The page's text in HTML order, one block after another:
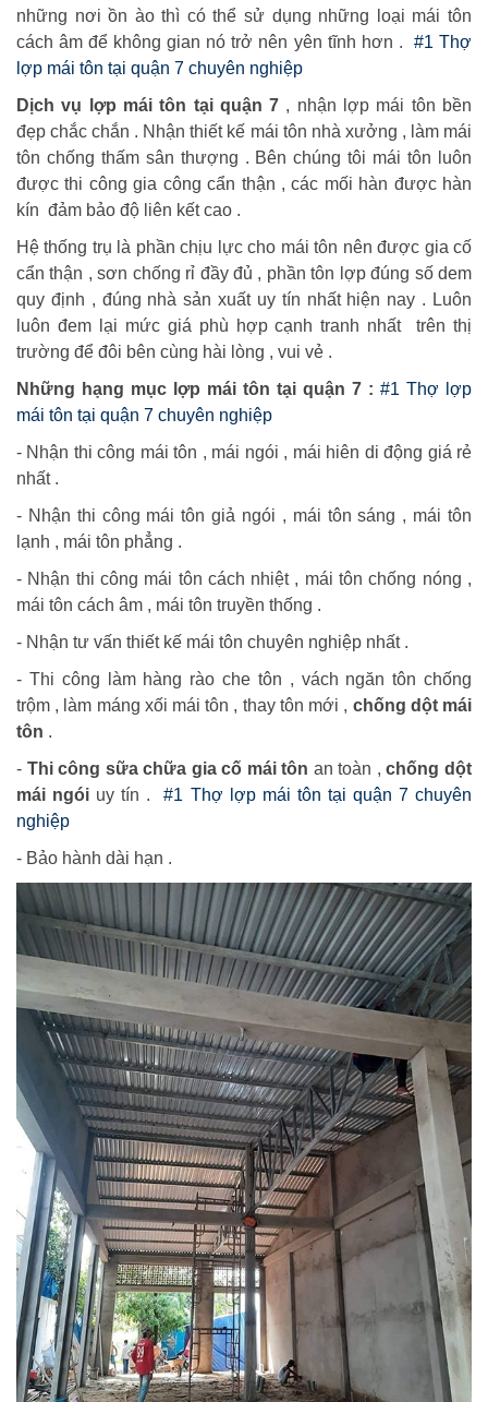
những nơi ồn ào thì có thể sử dụng những loại mái tôn
cách âm để không gian nó trở nên yên tĩnh hơn . #1 Thợ
lợp mái tôn tại quận 7 chuyên nghiệp
Dịch vụ lợp mái tôn tại quận 7 , nhận lợp mái tôn bền
đẹp chắc chắn . Nhận thiết kế mái tôn nhà xưởng , làm mái
tôn chống thấm sân thượng . Bên chúng tôi mái tôn luôn
được thi công gia công cẩn thận , các mối hàn được hàn
kín đảm bảo độ liên kết cao .
Hệ thống trụ là phần chịu lực cho mái tôn nên được gia cố
cẩn thận , sơn chống rỉ đầy đủ , phần tôn lợp đúng số dem
quy định , đúng nhà sản xuất uy tín nhất hiện nay . Luôn
luôn đem lại mức giá phù hợp cạnh tranh nhất trên thị
trường để đôi bên cùng hài lòng , vui vẻ .
Những hạng mục lợp mái tôn tại quận 7 : #1 Thợ lợp
mái tôn tại quận 7 chuyên nghiệp
- Nhận thi công mái tôn , mái ngói , mái hiên di động giá rẻ
nhất .
- Nhận thi công mái tôn giả ngói , mái tôn sáng , mái tôn
lạnh , mái tôn phẳng .
- Nhận thi công mái tôn cách nhiệt , mái tôn chống nóng ,
mái tôn cách âm , mái tôn truyền thống .
- Nhận tư vấn thiết kế mái tôn chuyên nghiệp nhất .
- Thi công làm hàng rào che tôn , vách ngăn tôn chống
trộm , làm máng xối mái tôn , thay tôn mới , chống dột mái
tôn .
- Thi công sữa chữa gia cố mái tôn an toàn ,chống dột
mái ngói uy tín .#1 Thợ lợp mái tôn tại quận 7 chuyên
nghiệp
- Bảo hành dài hạn .